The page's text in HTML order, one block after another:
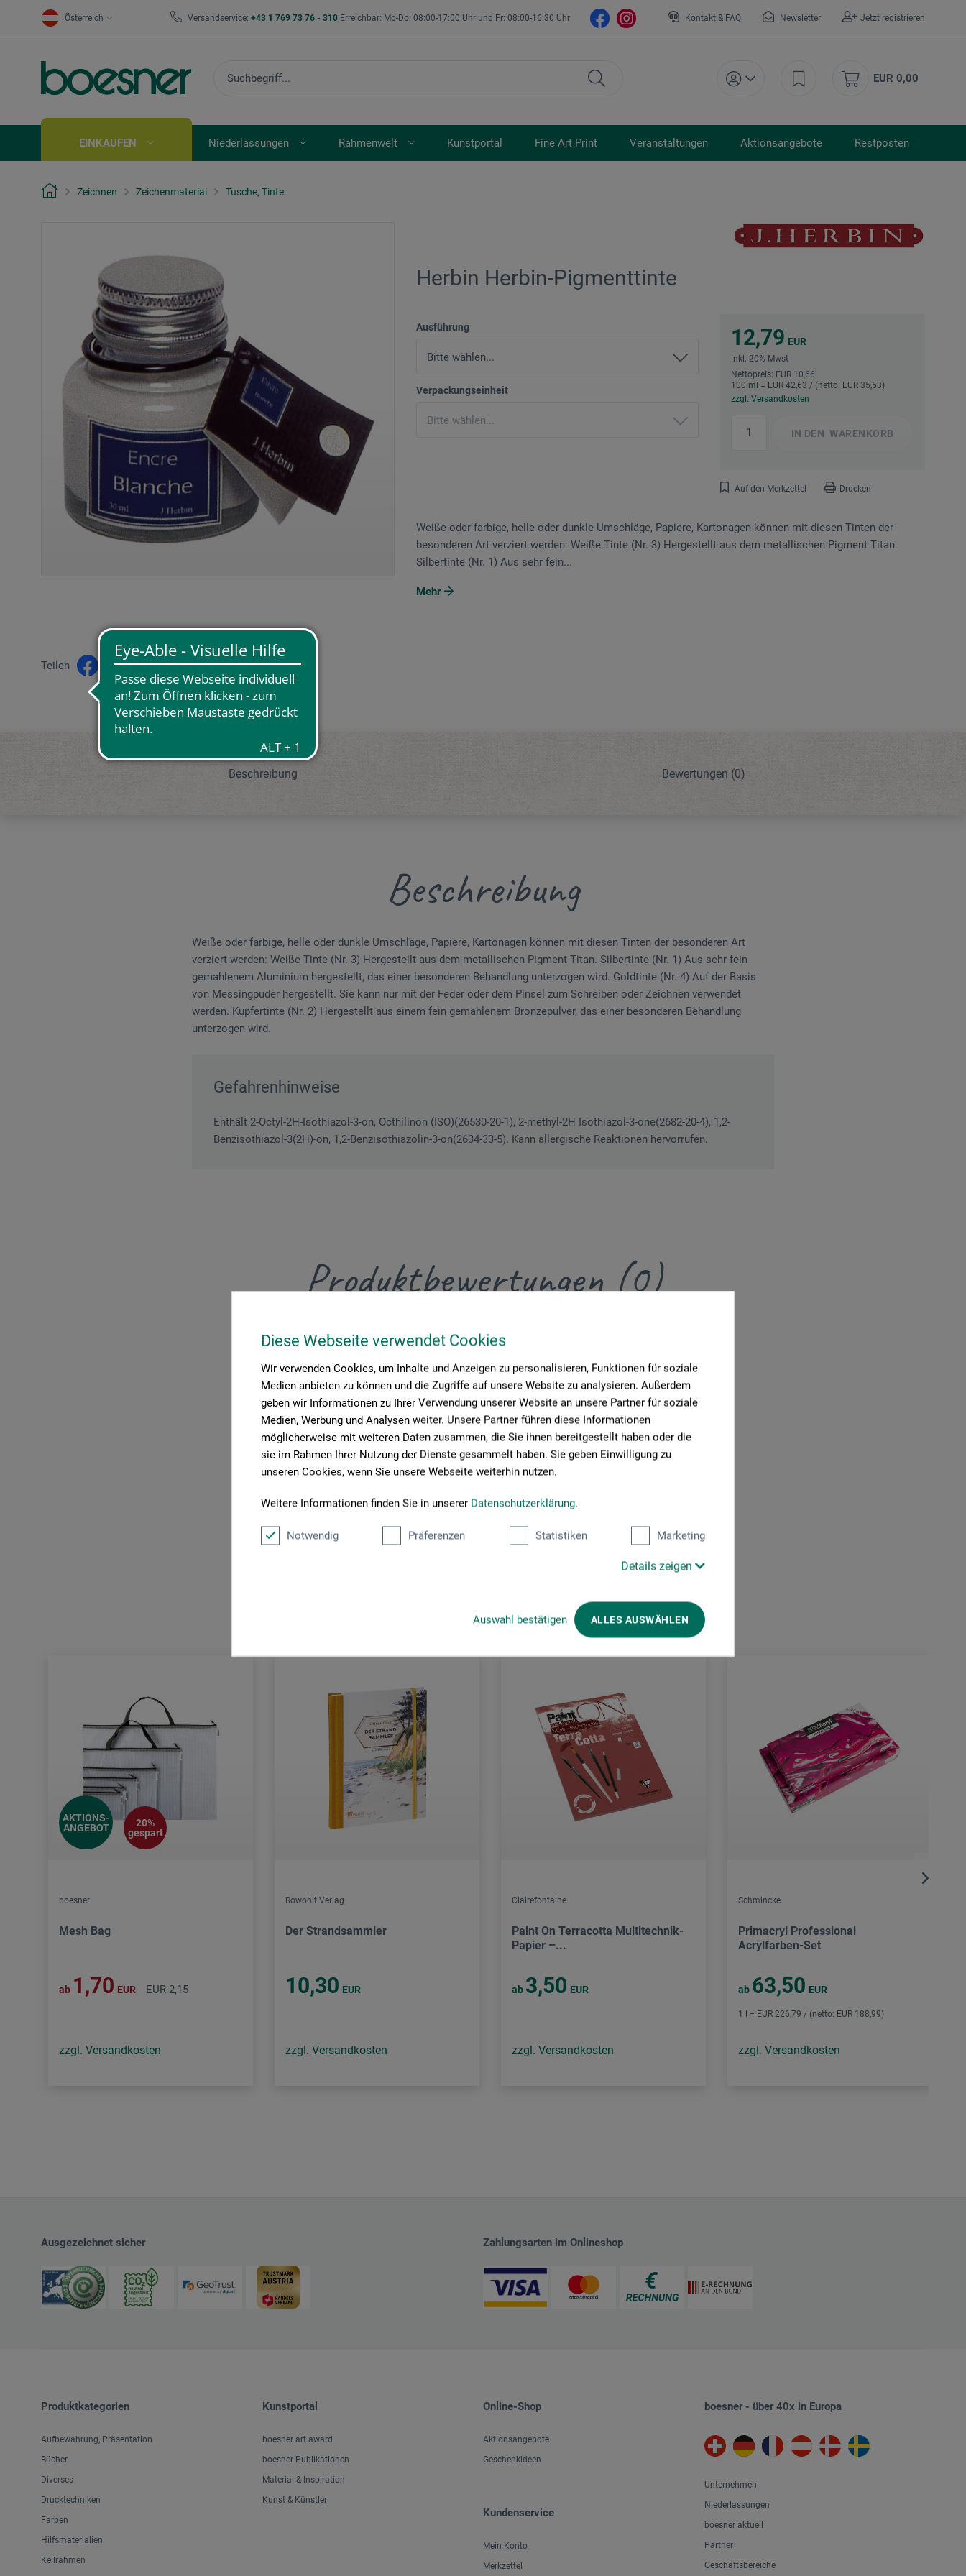
Diese Webseite verwendet Cookies
Wir verwenden Cookies, um Inhalte und Anzeigen zu personalisieren, Funktionen für soziale
Medien anbieten zu können und die Zugriffe auf unsere Website zu analysieren. Außerdem
geben wir Informationen zu Ihrer Verwendung unserer Website an unsere Partner für soziale
Medien, Werbung und Analysen weiter. Unsere Partner führen diese Informationen
möglicherweise mit weiteren Daten zusammen, die Sie ihnen bereitgestellt haben oder die
sie im Rahmen Ihrer Nutzung der Dienste gesammelt haben. Sie geben Einwilligung zu
unseren Cookies, wenn Sie unsere Webseite weiterhin nutzen.
Weitere Informationen finden Sie in unserer Datenschutzerklärung.
Notwendig Präferenzen Statistiken Marketing
Details zeigen
Auswahl bestätigen ALLES AUSWÄHLEN
Österreich Versandservice: +43 1 769 73 76 - 310 Erreichbar: Mo-Do: 08:00-17:00 Uhr und Fr: 08:00-16:30 Uhr Kontakt & FAQ Newsletter Jetzt registrieren
EUR 0,00
EINKAUFEN Niederlassungen Rahmenwelt Kunstportal Fine Art Print Veranstaltungen Aktionsangebote Restposten
Zeichnen Zeichenmaterial Tusche, Tinte
Herbin Herbin-Pigmenttinte
Ausführung
Verpackungseinheit
12,79 EUR
inkl. 20% Mwst
Nettopreis: EUR 10,66
100 ml = EUR 42,63 / (netto: EUR 35,53)
zzgl. Versandkosten
IN DEN WARENKORB
Auf den Merkzettel Drucken
Teilen
Weiße oder farbige, helle oder dunkle Umschläge, Papiere, Kartonagen können mit diesen Tinten der
besonderen Art verziert werden: Weiße Tinte (Nr. 3) Hergestellt aus dem metallischen Pigment Titan.
Silbertinte (Nr. 1) Aus sehr fein...
Mehr
Beschreibung Bewertungen (0)
Beschreibung
Weiße oder farbige, helle oder dunkle Umschläge, Papiere, Kartonagen können mit diesen Tinten der besonderen Art
verziert werden: Weiße Tinte (Nr. 3) Hergestellt aus dem metallischen Pigment Titan. Silbertinte (Nr. 1) Aus sehr fein
gemahlenem Aluminium hergestellt, das einer besonderen Behandlung unterzogen wird. Goldtinte (Nr. 4) Auf der Basis
von Messingpuder hergestellt. Sie kann nur mit der Feder oder dem Pinsel zum Schreiben oder Zeichnen verwendet
werden. Kupfertinte (Nr. 2) Hergestellt aus einem fein gemahlenem Bronzepulver, das einer besonderen Behandlung
unterzogen wird.
Gefahrenhinweise
Enthält 2-Octyl-2H-Isothiazol-3-on, Octhilinon (ISO)(26530-20-1), 2-methyl-2H Isothiazol-3-one(2682-20-4), 1,2-
Benzisothiazol-3(2H)-on, 1,2-Benzisothiazolin-3-on(2634-33-5). Kann allergische Reaktionen hervorrufen.
Produktbewertungen (0)
JETZT PRODUKT BEWERTEN
Kunden kauften auch
AKTIONS-
ANGEBOT
20%
gespart
boesner
Mesh Bag
ab 1,70 EUR EUR 2,15
zzgl. Versandkosten
Rowohlt Verlag
Der Strandsammler
10,30 EUR
zzgl. Versandkosten
Clairefontaine
Paint On Terracotta Multitechnik-
Papier –...
ab 3,50 EUR
zzgl. Versandkosten
Schmincke
Primacryl Professional
Acrylfarben-Set
ab 63,50 EUR
1 l = EUR 226,79 / (netto: EUR 188,99)
zzgl. Versandkosten
Ausgezeichnet sicher Zahlungsarten im Onlineshop
Produktkategorien
Aufbewahrung, Präsentation
Bücher
Diverses
Drucktechniken
Farben
Hilfsmaterialien
Keilrahmen
Kunstportal
boesner art award
boesner-Publikationen
Material & Inspiration
Kunst & Künstler
Online-Shop
Aktionsangebote
Geschenkideen
Kundenservice
Mein Konto
Merkzettel
boesner - über 40x in Europa
Unternehmen
Niederlassungen
boesner aktuell
Partner
Geschäftsbereiche